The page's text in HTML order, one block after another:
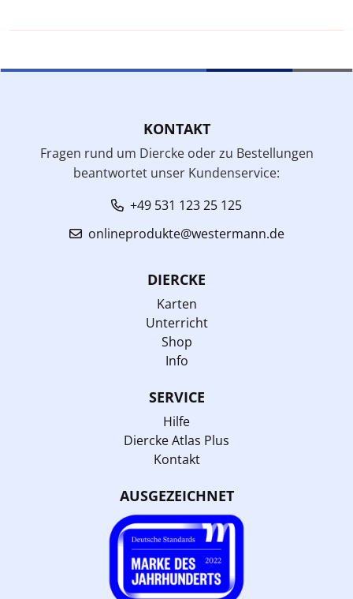
KONTAKT
Fragen rund um Diercke oder zu Bestellungen
beantwortet unser Kundenservice:
+49 531 123 25 125
onlineprodukte@westermann.de
DIERCKE
Karten
Unterricht
Shop
Info
SERVICE
Hilfe
Diercke Atlas Plus
Kontakt
AUSGEZEICHNET